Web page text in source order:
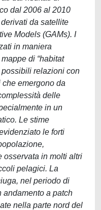
dal 2006 al 2010
da satellite
Models (GAMs). I
in maniera
di “habitat
relazioni con
emergono da
delle
in un
Le stime
le forti
osservata in molti altri
pelagici. La
nel periodo di
andamento a patch
nella parte nord del